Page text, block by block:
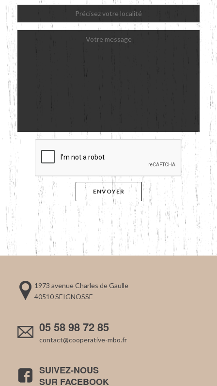
1973 avenue Charles de Gaulle
40510 SEIGNOSSE
05 58 98 72 85
contact@cooperative-mbo.fr
SUIVEZ-NOUS
SUR FACEBOOK